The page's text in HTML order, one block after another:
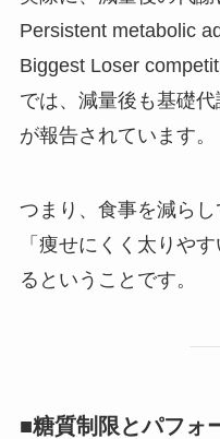
Persistent metabolic
Biggest Loser
では、減量後も基礎
が報告されています。
つまり、食事を減らし
「痩せにくく太りや
るということです。
■糖質制限とパフォ